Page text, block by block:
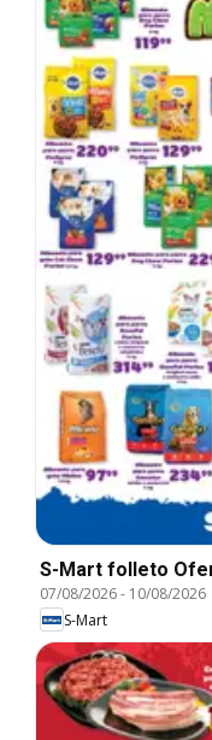
S-Mart folleto
07/08/2026- 10/08/2026
S-Mart